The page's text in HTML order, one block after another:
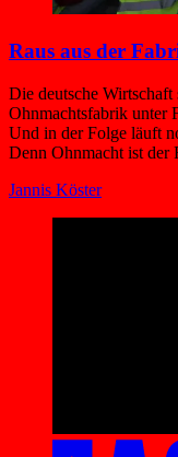
Raus aus der
Die deutsche
Ohnmachtsfabrik unter
Und in der Folge läuft
Denn Ohnmacht ist
Jannis Köster